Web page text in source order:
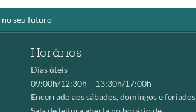
no seu futuro
Horários
Dias úteis
09:00h/12:30h – 13:30h/17:00h
Encerrado aos sábados, domingos e feriados